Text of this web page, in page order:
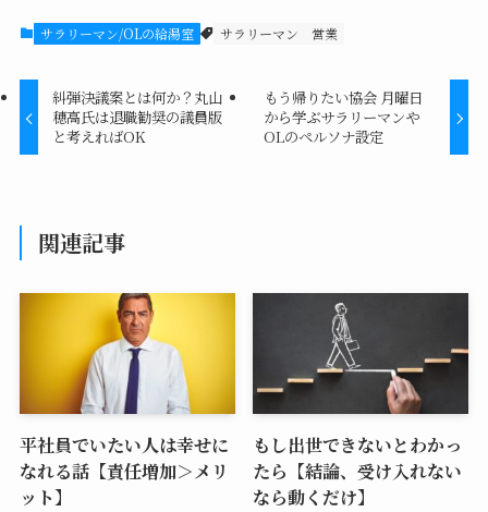
サラリーマン/OLの給湯室 サラリーマン 営業
糾弾決議案とは何か？丸山
穂高氏は退職勧奨の議員版
と考えればOK
もう帰りたい協会 月曜日
から学ぶサラリーマンや
OLのペルソナ設定
関連記事
平社員でいたい人は幸せに
なれる話【責任増加＞メリ
ット】
もし出世できないとわかっ
たら【結論、受け入れない
なら動くだけ】